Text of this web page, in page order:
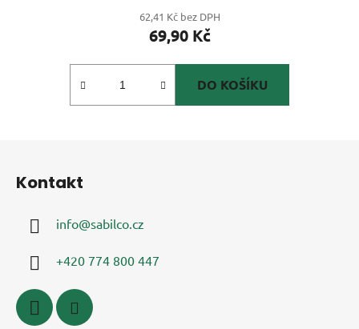
62,41 Kč bez DPH
69,90 Kč
DO KOŠÍKU
Kontakt
info@sabilco.cz
+420 774 800 447